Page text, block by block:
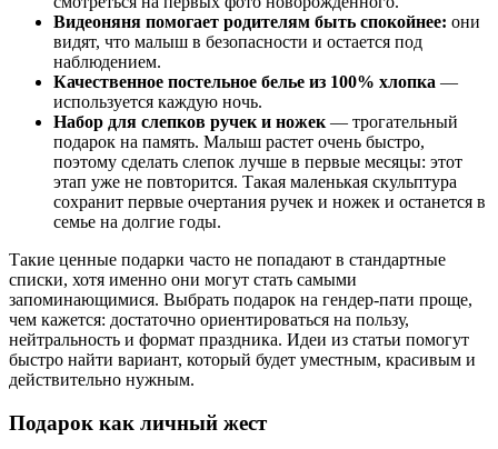
Видеоняня помогает родителям быть спокойнее: они
видят, что малыш в безопасности и остается под
наблюдением.
Качественное постельное белье из 100% хлопка —
используется каждую ночь.
Набор для слепков ручек и ножек — трогательный
подарок на память. Малыш растет очень быстро,
поэтому сделать слепок лучше в первые месяцы: этот
этап уже не повторится. Такая маленькая скульптура
сохранит первые очертания ручек и ножек и останется в
семье на долгие годы.
Такие ценные подарки часто не попадают в стандартные
списки, хотя именно они могут стать самыми
запоминающимися. Выбрать подарок на гендер-пати проще,
чем кажется: достаточно ориентироваться на пользу,
нейтральность и формат праздника. Идеи из статьи помогут
быстро найти вариант, который будет уместным, красивым и
действительно нужным.
Подарок как личный жест